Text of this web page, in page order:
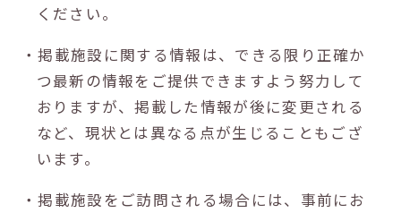
ください。
・掲載施設に関する情報は、できる限り正確か
つ最新の情報をご提供できますよう努力して
おりますが、掲載した情報が後に変更される
など、現状とは異なる点が生じることもござ
います。
・掲載施設をご訪問される場合には、事前にお